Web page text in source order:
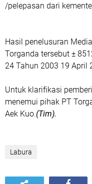
/pelepasan dari
Hasil penelusuran
Torganda tersebut ±
24 Tahun 2003 19 April
Untuk klarifikasi
menemui pihak PT
Aek Kuo.(Tim).
Labura